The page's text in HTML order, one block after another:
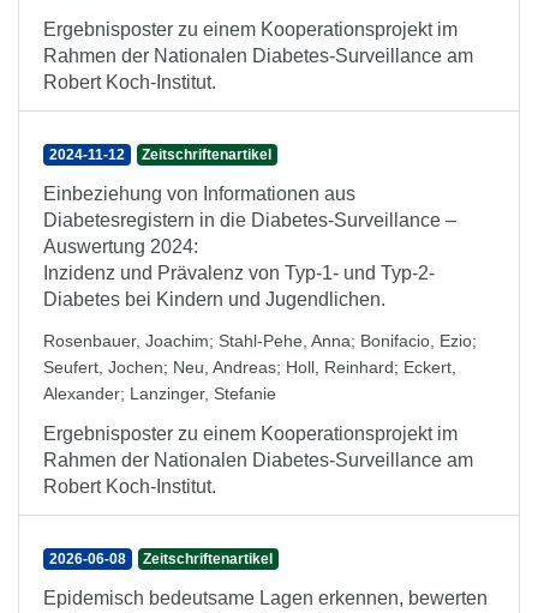
Ergebnisposter zu einem Kooperationsprojekt im
Rahmen der Nationalen Diabetes-Surveillance am
Robert Koch-Institut.
2024-11-12 Zeitschriftenartikel
Einbeziehung von Informationen aus
Diabetesregistern in die Diabetes-Surveillance –
Auswertung 2024:
Inzidenz und Prävalenz von Typ-1- und Typ-2-
Diabetes bei Kindern und Jugendlichen.
Rosenbauer, Joachim; Stahl-Pehe, Anna; Bonifacio, Ezio;
Seufert, Jochen; Neu, Andreas; Holl, Reinhard; Eckert,
Alexander; Lanzinger, Stefanie
Ergebnisposter zu einem Kooperationsprojekt im
Rahmen der Nationalen Diabetes-Surveillance am
Robert Koch-Institut.
2026-06-08 Zeitschriftenartikel
Epidemisch bedeutsame Lagen erkennen, bewerten